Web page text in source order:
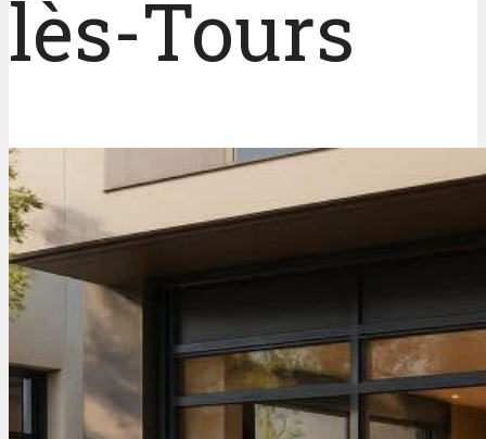
lès-Tours